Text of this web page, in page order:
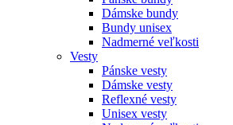
Dámske bundy
Bundy unisex
Nadmerné veľkosti
Vesty
Pánske vesty
Dámske vesty
Reflexné vesty
Unisex vesty